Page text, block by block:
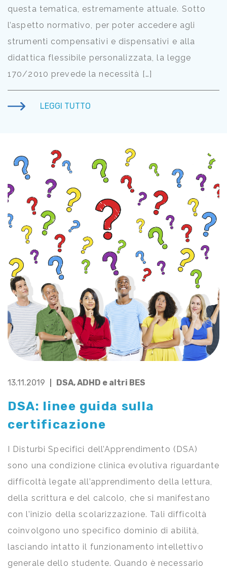
questa tematica, estremamente attuale. Sotto
l’aspetto normativo, per poter accedere agli
strumenti compensativi e dispensativi e alla
didattica flessibile personalizzata, la legge
170/2010 prevede la necessità […]
LEGGI TUTTO
13.11.2019 DSA, ADHD e altri BES
DSA: linee guida sulla
certificazione
I Disturbi Specifici dell’Apprendimento (DSA)
sono una condizione clinica evolutiva riguardante
difficoltà legate all’apprendimento della lettura,
della scrittura e del calcolo, che si manifestano
con l’inizio della scolarizzazione. Tali difficoltà
coinvolgono uno specifico dominio di abilità,
lasciando intatto il funzionamento intellettivo
generale dello studente. Quando è necessario